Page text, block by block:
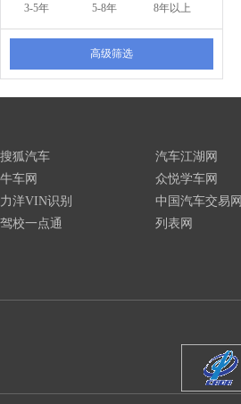
3-5年 5-8年 8年以上
高级筛选
搜狐汽车
牛车网
力洋VIN识别
驾校一点通
汽车江湖网
众悦学车网
中国汽车交易网
列表网